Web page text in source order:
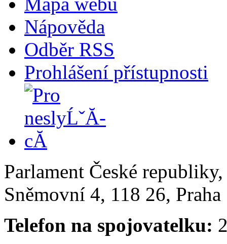
Nápověda
Odběr RSS
Prohlášení přístupnosti
Parlament České
Sněmovní 4, 118 26,
Telefon na spojovatelku: